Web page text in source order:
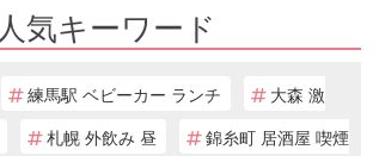
人気キーワード
練馬駅 ベビーカー ランチ
大森 激
札幌 外飲み 昼
錦糸町 居酒屋 喫煙